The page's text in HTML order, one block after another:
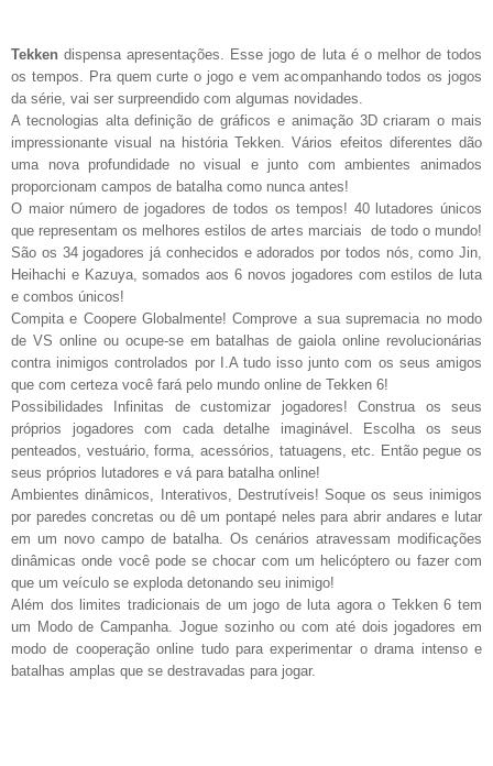
Tekken dispensa apresentações. Esse jogo de luta é o melhor de todos
os tempos. Pra quem curte o jogo e vem acompanhando todos os jogos
da série, vai ser surpreendido com algumas novidades.
A tecnologias alta definição de gráficos e animação 3D criaram o mais
impressionante visual na história Tekken. Vários efeitos diferentes dão
uma nova profundidade no visual e junto com ambientes animados
proporcionam campos de batalha como nunca antes!
O maior número de jogadores de todos os tempos! 40 lutadores únicos
que representam os melhores estilos de artes marciais de todo o mundo!
São os 34 jogadores já conhecidos e adorados por todos nós, como Jin,
Heihachi e Kazuya, somados aos 6 novos jogadores com estilos de luta
e combos únicos!
Compita e Coopere Globalmente! Comprove a sua supremacia no modo
de VS online ou ocupe-se em batalhas de gaiola online revolucionárias
contra inimigos controlados por I.A tudo isso junto com os seus amigos
que com certeza você fará pelo mundo online de Tekken 6!
Possibilidades Infinitas de customizar jogadores! Construa os seus
próprios jogadores com cada detalhe imaginável. Escolha os seus
penteados, vestuário, forma, acessórios, tatuagens, etc. Então pegue os
seus próprios lutadores e vá para batalha online!
Ambientes dinâmicos, Interativos, Destrutíveis! Soque os seus inimigos
por paredes concretas ou dê um pontapé neles para abrir andares e lutar
em um novo campo de batalha. Os cenários atravessam modificações
dinâmicas onde você pode se chocar com um helicóptero ou fazer com
que um veículo se exploda detonando seu inimigo!
Além dos limites tradicionais de um jogo de luta agora o Tekken 6 tem
um Modo de Campanha. Jogue sozinho ou com até dois jogadores em
modo de cooperação online tudo para experimentar o drama intenso e
batalhas amplas que se destravadas para jogar.